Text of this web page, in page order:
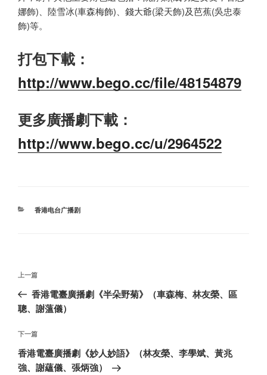
娜飾)、陸雪冰(車森梅飾)、錢大爺(梁天飾)及芭蕉(吳忠泰
飾)等。
打包下載：
http://www.bego.cc/file/48154879
更多廣播劇下載：
http://www.bego.cc/u/2964522
分
香港电台广播剧
文
导
航
上
一
篇
章
上一篇
香港電臺廣播劇《半朵野菊》（車森梅、林友榮、區
聰、謝薀儀）
下
一
篇
下一篇
香港電臺廣播劇《妙人妙語》（林友榮、李學斌、黃兆
強、謝蘊儀、張炳強）